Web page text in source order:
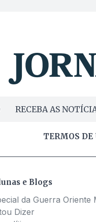
RECEBA AS
TERMOS DE
e Blogs
da Guerra Oriente
Dizer